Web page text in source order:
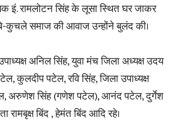
इं. रामलोटन सिंह के लूसा स्थित घर जाकर
कुचले समाज की आवाज उन्होंने बुलंद की।
अनिल सिंह, युवा मंच जिला अध्यक्ष उदय
कुलदीप पटेल, रवि सिंह, जिला उपाध्यक्ष
पटेल, अरुणेश सिंह (गणेश पटेल), आनंद पटेल, दुर्गेश
बिंद , हेमंत बिंद आदि रहे।